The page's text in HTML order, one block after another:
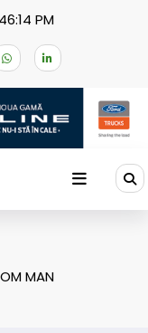
PM
MAN